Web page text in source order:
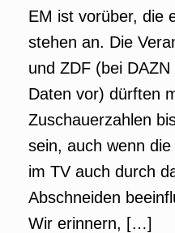
EM ist vorüber, die
stehen an. Die
und ZDF (bei
Daten vor) dürften
Zuschauerzahlen
sein, auch wenn
im TV auch durch
Abschneiden
Wir erinnern, […]